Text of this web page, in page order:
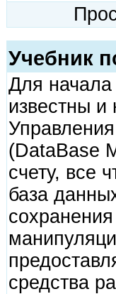
Учебник
Для начала
известны и
(DataBase
счету, все
база
средства